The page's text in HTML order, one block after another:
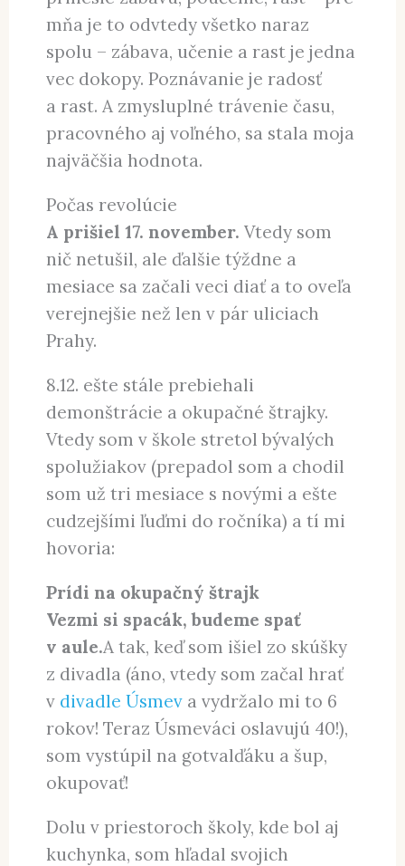
mňa je to odvtedy všetko naraz
spolu – zábava, učenie a rast je jedna
vec dokopy. Poznávanie je radosť
a rast. A zmysluplné trávenie času,
pracovného aj voľného, sa stala moja
najväčšia hodnota.
Počas revolúcie
A prišiel 17. november. Vtedy som
nič netušil, ale ďalšie týždne a
mesiace sa začali veci diať a to oveľa
verejnejšie než len v pár uliciach
Prahy.
8.12. ešte stále prebiehali
demonštrácie a okupačné štrajky.
Vtedy som v škole stretol bývalých
spolužiakov (prepadol som a chodil
som už tri mesiace s novými a ešte
cudzejšími ľuďmi do ročníka) a tí mi
hovoria:
Prídi na okupačný štrajk
Vezmi si spacák, budeme spať
v aule.A tak, keď som išiel zo skúšky
z divadla (áno, vtedy som začal hrať
v divadle Úsmeva vydržalo mi to 6
rokov! Teraz Úsmeváci oslavujú 40!),
som vystúpil na gotvalďáku a šup,
okupovať!
Dolu v priestoroch školy, kde bol aj
kuchynka, som hľadal svojich